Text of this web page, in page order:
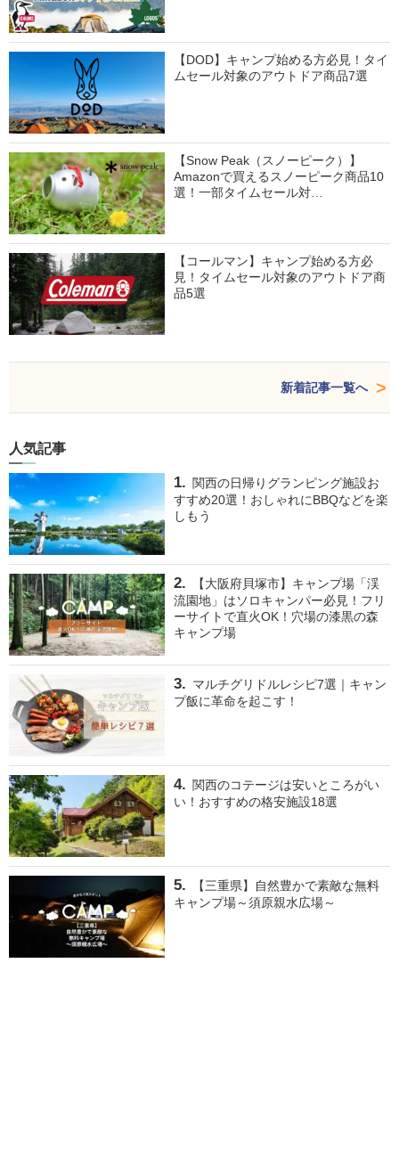
【DOD】キャンプ始める方必見！タイ
ムセール対象のアウトドア商品7選
【Snow Peak（スノーピーク）】
Amazonで買えるスノーピーク商品10
選！一部タイムセール対…
【コールマン】キャンプ始める方必
見！タイムセール対象のアウトドア商
品5選
新着記事一覧へ
人気記事
関西の日帰りグランピング施設お
すすめ20選！おしゃれにBBQなどを楽
しもう
【大阪府貝塚市】キャンプ場「渓
流園地」はソロキャンパー必見！フリ
ーサイトで直火OK！穴場の漆黒の森
キャンプ場
マルチグリドルレシピ7選｜キャン
プ飯に革命を起こす！
関西のコテージは安いところがい
い！おすすめの格安施設18選
【三重県】自然豊かで素敵な無料
キャンプ場～須原親水広場～